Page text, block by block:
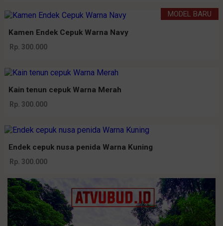
MODEL BARU
Kamen Endek Cepuk Warna Navy
Rp. 300.000
Kain tenun cepuk Warna Merah
Rp. 300.000
Endek cepuk nusa penida Warna Kuning
Rp. 300.000